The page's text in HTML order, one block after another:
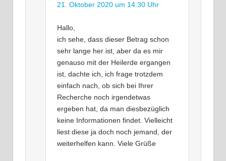
21. Oktober 2020 um 14:30 Uhr
Hallo,
ich sehe, dass dieser Betrag schon
sehr lange her ist, aber da es mir
genauso mit der Heilerde ergangen
ist, dachte ich, ich frage trotzdem
einfach nach, ob sich bei Ihrer
Recherche noch irgendetwas
ergeben hat, da man diesbezüglich
keine Informationen findet. Vielleicht
liest diese ja doch noch jemand, der
weiterhelfen kann. Viele Grüße